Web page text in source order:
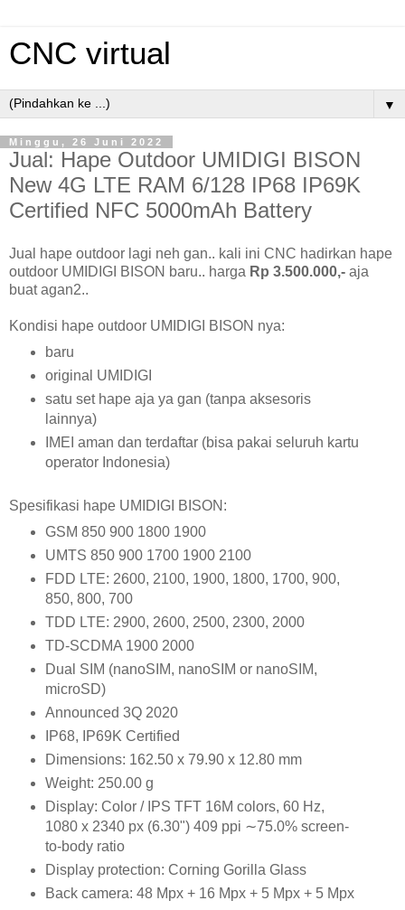
CNC virtual
▼
Minggu, 26 Juni 2022
Jual: Hape Outdoor UMIDIGI BISON
New 4G LTE RAM 6/128 IP68 IP69K
Certified NFC 5000mAh Battery
Jual hape outdoor lagi neh gan.. kali ini CNC hadirkan hape
outdoor UMIDIGI BISON baru.. harga Rp 3.500.000,- aja
buat agan2..
Kondisi hape outdoor UMIDIGI BISON nya:
baru
original UMIDIGI
satu set hape aja ya gan (tanpa aksesoris
lainnya)
IMEI aman dan terdaftar (bisa pakai seluruh kartu
operator Indonesia)
Spesifikasi hape UMIDIGI BISON:
GSM 850 900 1800 1900
UMTS 850 900 1700 1900 2100
FDD LTE: 2600, 2100, 1900, 1800, 1700, 900,
850, 800, 700
TDD LTE: 2900, 2600, 2500, 2300, 2000
TD-SCDMA 1900 2000
Dual SIM (nanoSIM, nanoSIM or nanoSIM,
microSD)
Announced 3Q 2020
IP68, IP69K Certified
Dimensions: 162.50 x 79.90 x 12.80 mm
Weight: 250.00 g
Display: Color / IPS TFT 16M colors, 60 Hz,
1080 x 2340 px (6.30") 409 ppi ∼75.0% screen-
to-body ratio
Display protection: Corning Gorilla Glass
Back camera: 48 Mpx + 16 Mpx + 5 Mpx + 5 Mpx